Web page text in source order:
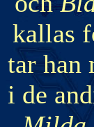
kallas
tar han
i de